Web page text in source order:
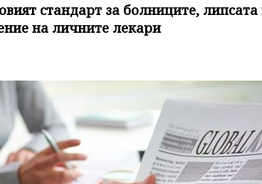
стандарт за болниците,
на личните лекари